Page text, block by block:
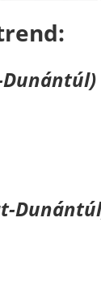
Dunántúl)